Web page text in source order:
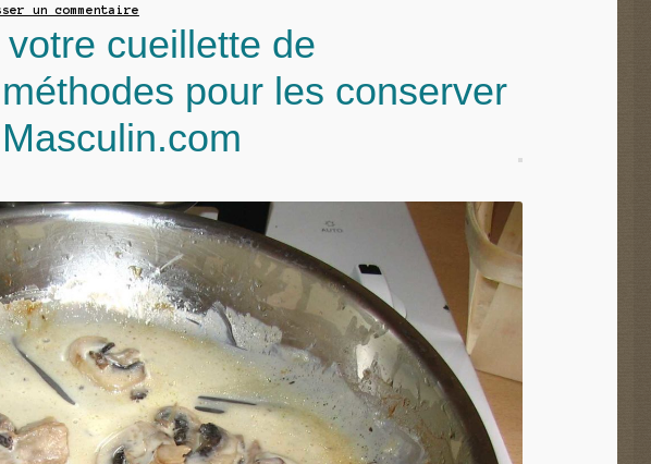
un commentaire
cueillette de
pour les conserver